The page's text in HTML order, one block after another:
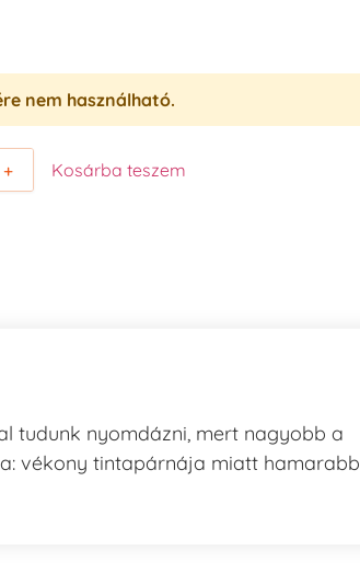
nem használható.
+ Kosárba teszem
tudunk nyomdázni, mert nagyobb a
vékony tintapárnája miatt hamarabb